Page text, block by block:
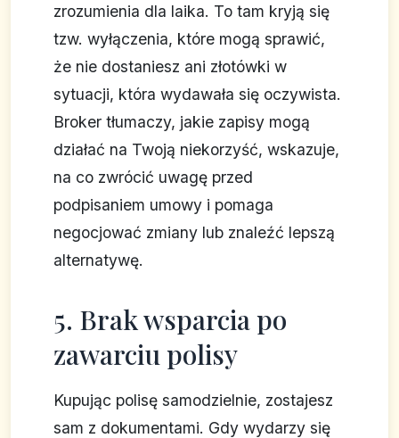
zrozumienia dla laika. To tam kryją się
tzw. wyłączenia, które mogą sprawić,
że nie dostaniesz ani złotówki w
sytuacji, która wydawała się oczywista.
Broker tłumaczy, jakie zapisy mogą
działać na Twoją niekorzyść, wskazuje,
na co zwrócić uwagę przed
podpisaniem umowy i pomaga
negocjować zmiany lub znaleźć lepszą
alternatywę.
5. Brak wsparcia po
zawarciu polisy
Kupując polisę samodzielnie, zostajesz
sam z dokumentami. Gdy wydarzy się